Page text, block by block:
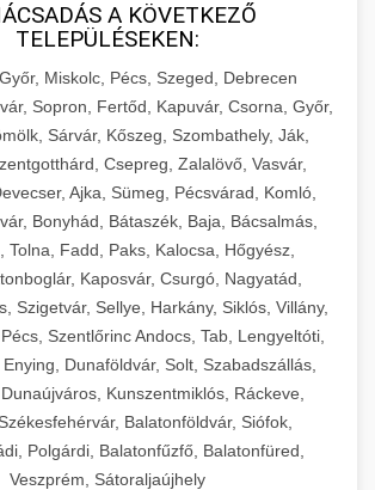
A KÖVETKEZŐ
TELEPÜLÉSEKEN:
Miskolc, Pécs, Szeged, Debrecen
Sopron, Fertőd, Kapuvár, Csorna, Győr,
Sárvár, Kőszeg, Szombathely, Ják,
Csepreg, Zalalövő, Vasvár,
Ajka, Sümeg, Pécsvárad, Komló,
Bonyhád, Bátaszék, Baja, Bácsalmás,
Tolna, Fadd, Paks, Kalocsa, Hőgyész,
Kaposvár, Csurgó, Nagyatád,
Szigetvár, Sellye, Harkány, Siklós, Villány,
Szentlőrinc Andocs, Tab, Lengyeltóti,
Dunaföldvár, Solt, Szabadszállás,
Kunszentmiklós, Ráckeve,
Balatonföldvár, Siófok,
Polgárdi, Balatonfűzfő, Balatonfüred,
Veszprém, Sátoraljaújhely